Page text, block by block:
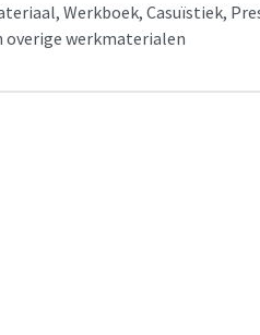
Werkboek, Casuïstiek,
overige werkmaterialen